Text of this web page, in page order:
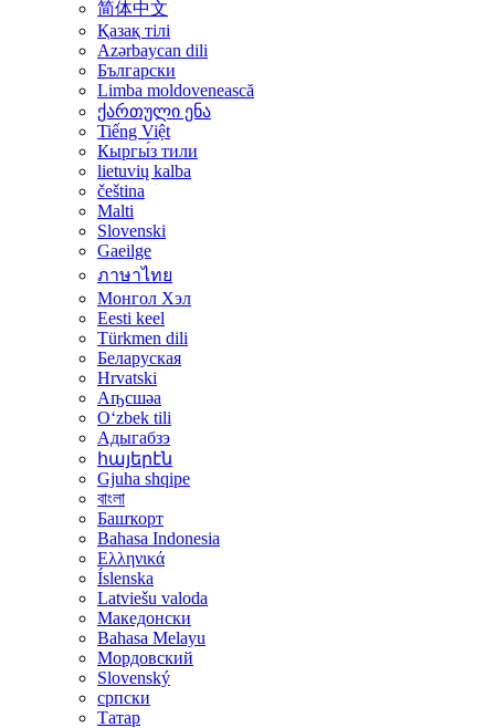
简体中文
Қазақ тілі
Azərbaycan dili
Български
Limba moldovenească
ქართული ენა
Tiếng Việt
Кыргы́з тили
lietuvių kalba
čeština
Malti
Slovenski
Gaeilge
ภาษาไทย
Монгол Хэл
Eesti keel
Türkmen dili
Беларуская
Hrvatski
Аҧсшәа
Oʻzbek tili
Адыгабзэ
հայերէն
Gjuha shqipe
বাংলা
Башҡорт
Bahasa Indonesia
Ελληνικά
Íslenska
Latviešu valoda
Македонски
Bahasa Melayu
Мордовский
Slovenský
српски
Татар